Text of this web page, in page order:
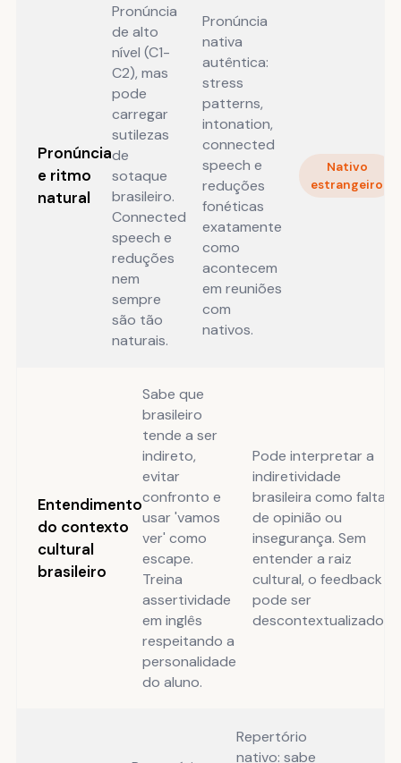
Pronúncia
e ritmo
natural
Pronúncia
de alto
nível (C1-
C2), mas
pode
carregar
sutilezas
de
sotaque
brasileiro.
Connected
speech e
reduções
nem
sempre
são tão
naturais.
Pronúncia
nativa
autêntica:
stress
patterns,
intonation,
connected
speech e
reduções
fonéticas
exatamente
como
acontecem
em reuniões
com
nativos.
Nativo
estrangeiro
Entendimento
do contexto
cultural
brasileiro
Sabe que
brasileiro
tende a ser
indireto,
evitar
confronto e
usar 'vamos
ver' como
escape.
Treina
assertividade
em inglês
respeitando a
personalidade
do aluno.
Pode interpretar a
indiretividade
brasileira como falta
de opinião ou
insegurança. Sem
entender a raiz
cultural, o feedback
pode ser
descontextualizado.
Repertório
nativo: sabe